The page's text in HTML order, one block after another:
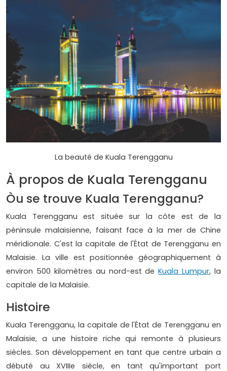
La beauté de Kuala Terengganu
À propos de Kuala Terengganu
Òu se trouve Kuala Terengganu?
Kuala Terengganu est située sur la côte est de la
péninsule malaisienne, faisant face à la mer de Chine
méridionale. C'est la capitale de l'État de Terengganu en
Malaisie. La ville est positionnée géographiquement à
environ 500 kilomètres au nord-est deKuala Lumpur, la
capitale de la Malaisie.
Histoire
Kuala Terengganu, la capitale de l'État de Terengganu en
Malaisie, a une histoire riche qui remonte à plusieurs
siècles. Son développement en tant que centre urbain a
débuté au XVIIIe siècle, en tant qu'important port